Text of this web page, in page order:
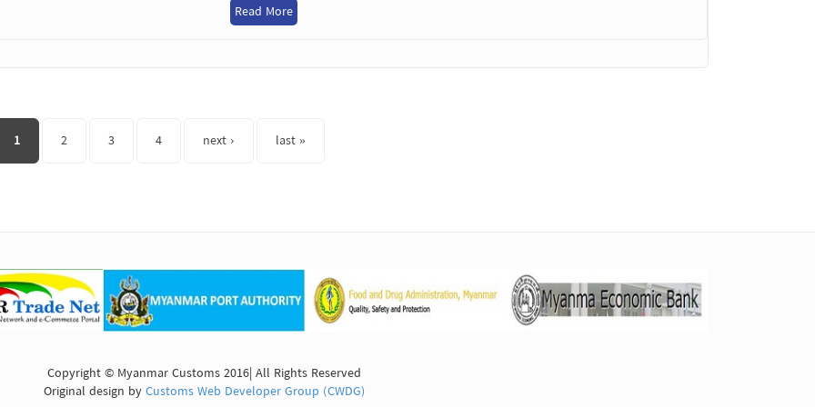
Read More
1 2 3 4 next › last »
Copyright © Myanmar Customs 2016| All Rights Reserved
Original design byCustoms Web Developer Group (CWDG)